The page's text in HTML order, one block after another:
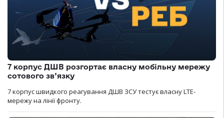
7 корпус ДШВ розгортає власну мобільну мережу
сотового зв’язку
7 корпус швидкого реагування ДШВ ЗСУ тестує власну LTE-
мережу на лінії фронту.